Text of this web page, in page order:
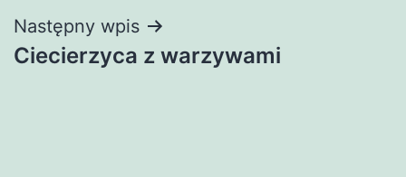
Następny wpis
Ciecierzyca z warzywami